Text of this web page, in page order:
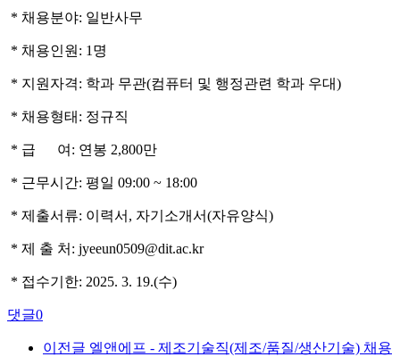
* 채용분야: 일반사무
* 채용인원: 1명
* 지원자격: 학과 무관(컴퓨터 및 행정관련 학과 우대)
* 채용형태: 정규직
* 급 여 : 연봉 2,800만
* 근무시간: 평일 09:00 ~ 18:00
* 제출서류: 이력서, 자기소개서(자유양식)
* 제 출 처: jyeeun0509@dit.ac.kr
* 접수기한: 2025. 3. 19.(수)
댓글0
이전글 엘앤에프 - 제조기술직(제조/품질/생산기술) 채용